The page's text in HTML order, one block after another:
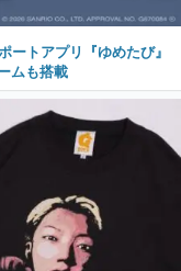
ートアプリ『ゆめたび』
ムも搭載